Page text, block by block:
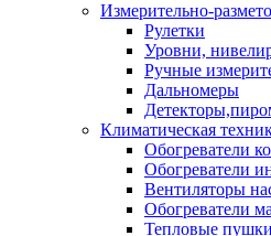
Измерительно-
Рулетки
Уровни,
Ручные
Дальномеры
Климатическая
Обогреватели
Обогреватели
Вентиляторы
Обогреватели
Тепловые